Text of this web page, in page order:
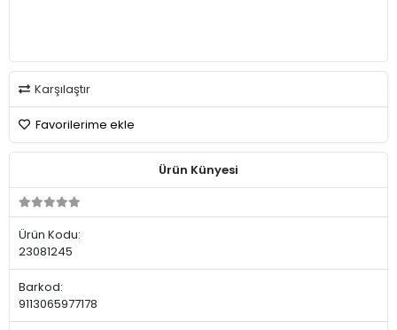
Karşılaştır
Favorilerime ekle
Ürün Künyesi
Ürün Kodu:
23081245
Barkod:
9113065977178